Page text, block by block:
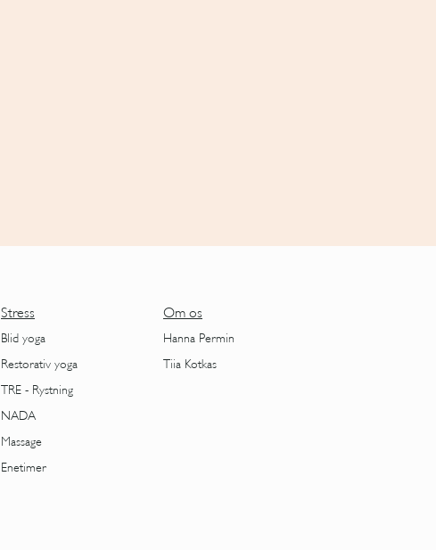
Stress
Blid yoga
Restorativ yoga
TRE - Rystning
NADA
Massage
Enetimer
Om os
Hanna Permin
Tiia Kotkas